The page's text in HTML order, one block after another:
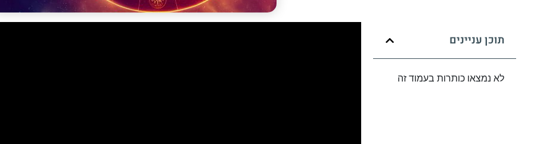
תוכן עניינים
לא נמצאו כותרות בעמוד זה